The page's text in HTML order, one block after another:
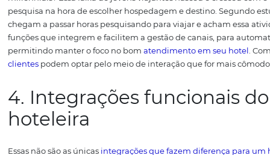
Por mais que todos os outros dados sejam
disponibilidade de caixa do hotel. Obviamente, não
sem obter o lucro devido.
No entanto, não basta
disponíveis emtempo reale em um formato de
para hotéis são capazes de produzir relatórios com
a contabilidade do estabelecimento de forma mais
empreendimento. Um gerenciamento financeiro